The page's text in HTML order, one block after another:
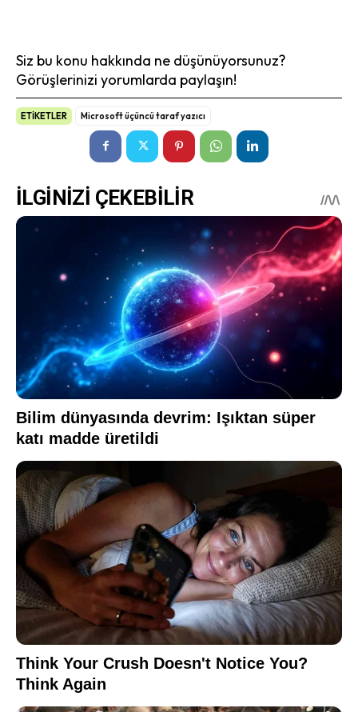
Siz bu konu hakkında ne düşünüyorsunuz?
Görüşlerinizi yorumlarda paylaşın!
ETİKETLER Microsoft üçüncü taraf yazıcı